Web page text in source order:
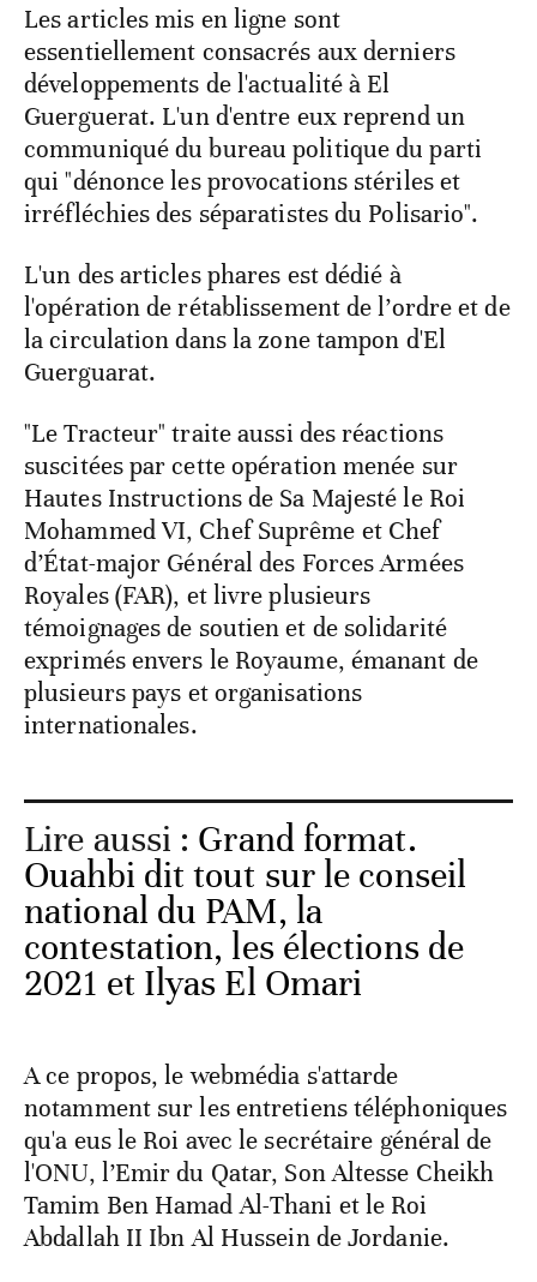
Les articles mis en ligne sont
essentiellement consacrés aux derniers
développements de l'actualité à El
Guerguerat. L'un d'entre eux reprend un
communiqué du bureau politique du parti
qui "dénonce les provocations stériles et
irréfléchies des séparatistes du Polisario".
L'un des articles phares est dédié à
l'opération de rétablissement de l’ordre et de
la circulation dans la zone tampon d'El
Guerguarat.
"Le Tracteur" traite aussi des réactions
suscitées par cette opération menée sur
Hautes Instructions de Sa Majesté le Roi
Mohammed VI, Chef Suprême et Chef
d’État-major Général des Forces Armées
Royales (FAR), et livre plusieurs
témoignages de soutien et de solidarité
exprimés envers le Royaume, émanant de
plusieurs pays et organisations
internationales.
Lire aussi : Grand format.
Ouahbi dit tout sur le conseil
national du PAM, la
contestation, les élections de
2021 et Ilyas El Omari
A ce propos, le webmédia s'attarde
notamment sur les entretiens téléphoniques
qu'a eus le Roi avec le secrétaire général de
l'ONU, l’Emir du Qatar, Son Altesse Cheikh
Tamim Ben Hamad Al-Thani et le Roi
Abdallah II Ibn Al Hussein de Jordanie.